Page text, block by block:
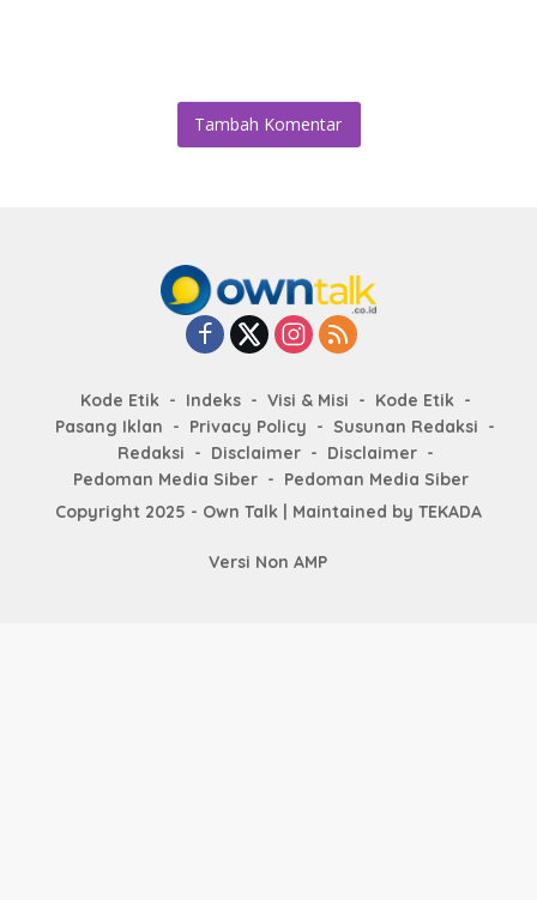
Tambah Komentar
Kode Etik Indeks Visi & Misi
Kode Etik
Pasang Iklan
Privacy Policy
Susunan Redaksi
Redaksi
Disclaimer
Disclaimer
Pedoman Media Siber
Pedoman Media Siber
Copyright 2025 - Own Talk | Maintained by TEKADA
Versi Non AMP